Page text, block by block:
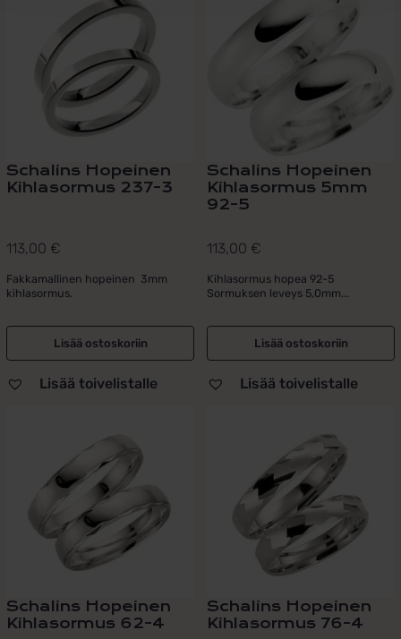
Schalins Hopeinen
Kihlasormus 237-3
113,00 €
Fakkamallinen hopeinen 3mm
kihlasormus.
Lisää ostoskoriin
Lisää toivelistalle
Schalins Hopeinen
Kihlasormus 5mm
92-5
113,00 €
Kihlasormus hopea 92-5
Sormuksen leveys 5,0mm...
Lisää ostoskoriin
Lisää toivelistalle
Schalins Hopeinen
Kihlasormus 62-4
Schalins Hopeinen
Kihlasormus 76-4